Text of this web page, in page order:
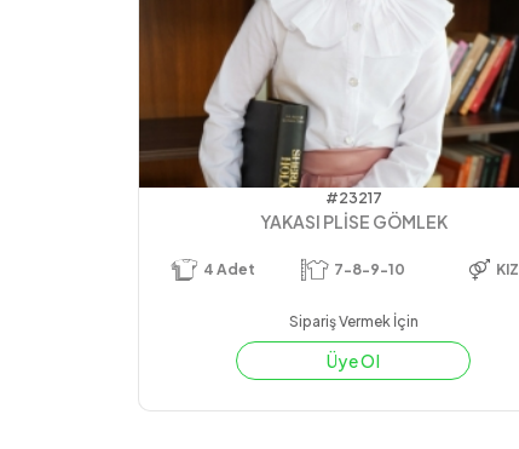
#23217
YAKASI PLİSE GÖMLEK
4 Adet 7-8-9-10 KIZ
Sipariş Vermek İçin
Üye Ol